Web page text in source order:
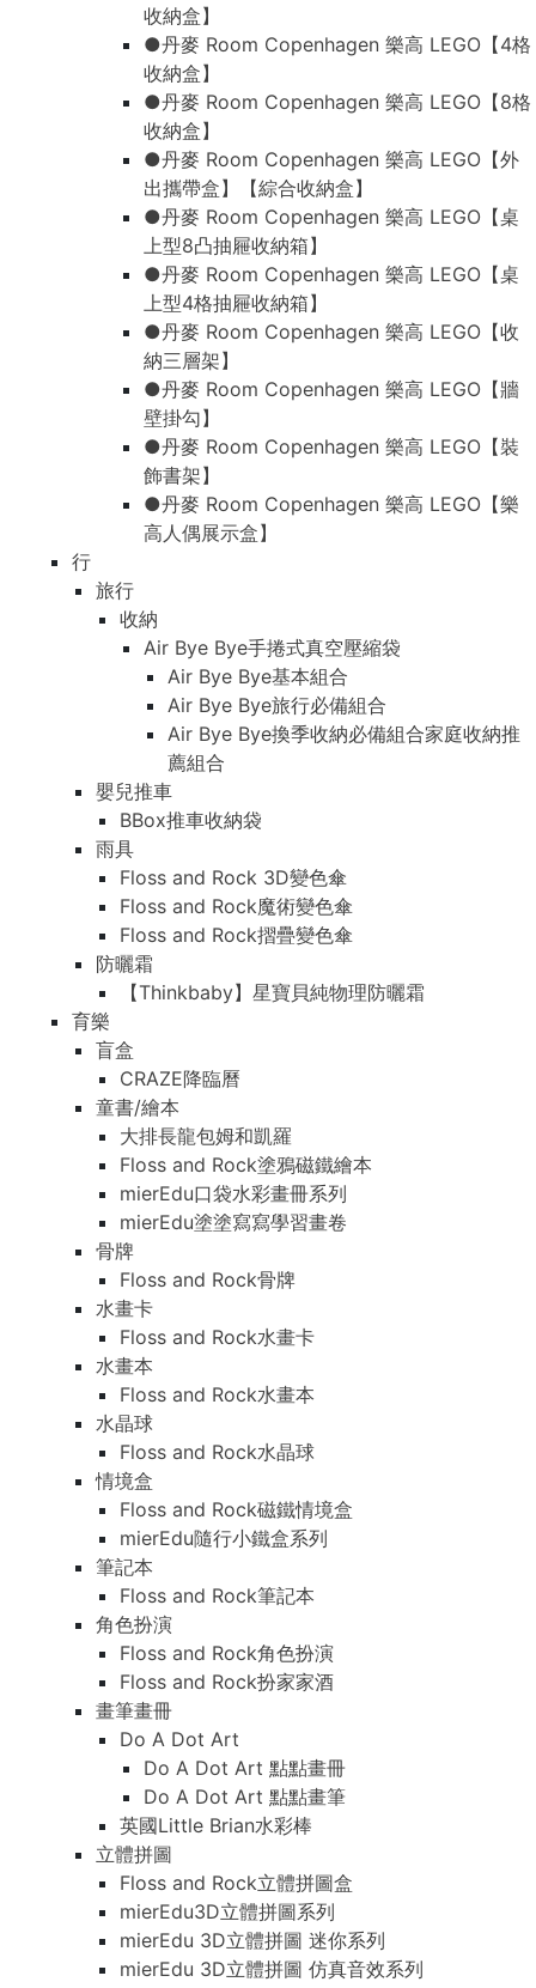
收納盒】
●丹麥 Room Copenhagen 樂高 LEGO【4格
收納盒】
●丹麥 Room Copenhagen 樂高 LEGO【8格
收納盒】
●丹麥 Room Copenhagen 樂高 LEGO【外
出攜帶盒】【綜合收納盒】
●丹麥 Room Copenhagen 樂高 LEGO【桌
上型8凸抽屜收納箱】
●丹麥 Room Copenhagen 樂高 LEGO【桌
上型4格抽屜收納箱】
●丹麥 Room Copenhagen 樂高 LEGO【收
納三層架】
●丹麥 Room Copenhagen 樂高 LEGO【牆
壁掛勾】
●丹麥 Room Copenhagen 樂高 LEGO【裝
飾書架】
●丹麥 Room Copenhagen 樂高 LEGO【樂
高人偶展示盒】
行
旅行
收納
Air Bye Bye手捲式真空壓縮袋
Air Bye Bye基本組合
Air Bye Bye旅行必備組合
Air Bye Bye換季收納必備組合家庭收納推
薦組合
嬰兒推車
BBox推車收納袋
雨具
Floss and Rock 3D變色傘
Floss and Rock魔術變色傘
Floss and Rock摺疊變色傘
防曬霜
【Thinkbaby】星寶貝純物理防曬霜
育樂
盲盒
CRAZE降臨曆
童書/繪本
大排長龍包姆和凱羅
Floss and Rock塗鴉磁鐵繪本
mierEdu口袋水彩畫冊系列
mierEdu塗塗寫寫學習畫卷
骨牌
Floss and Rock骨牌
水畫卡
Floss and Rock水畫卡
水畫本
Floss and Rock水畫本
水晶球
Floss and Rock水晶球
情境盒
Floss and Rock磁鐵情境盒
mierEdu隨行小鐵盒系列
筆記本
Floss and Rock筆記本
角色扮演
Floss and Rock角色扮演
Floss and Rock扮家家酒
畫筆畫冊
Do A Dot Art
Do A Dot Art 點點畫冊
Do A Dot Art 點點畫筆
英國Little Brian水彩棒
立體拼圖
Floss and Rock立體拼圖盒
mierEdu3D立體拼圖系列
mierEdu 3D立體拼圖 迷你系列
mierEdu 3D立體拼圖 仿真音效系列